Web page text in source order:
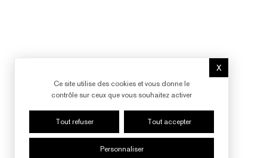
Ce site utilise des cookies et vous donne le
contrôle sur ceux que vous souhaitez activer
Tout accepter
Tout refuser
Personnaliser
XMasquer le